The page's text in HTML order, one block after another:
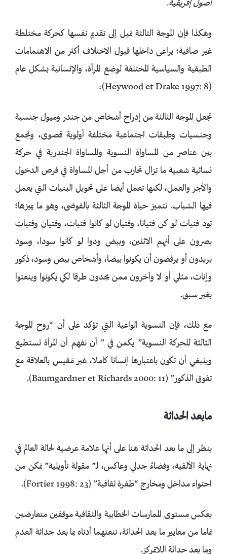
أصول إفريقية.
وهكذا فإن الموجة الثالثة تميل إلى تقديم نفسها كحركة مختلطة
غير صافية؛ يراعى داخلها قبول الاختلاف أكثر من الاهتمامات
الطبقية والسياسية المختلفة لوضع المرأة، والإنسانية بشكل عام
(Heywood et Drake 1997: 8):
تجعل الموجة الثالثة من إدراج أشخاص من جندر وميول جنسية
وجنسيات وطبقات اجتماعية مختلفة أولوية قصوى، وتجمع
بين عناصر من المساواة النسوية والمساواة الجندرية في حركة
نسائية شعبية ما تزال تحارب من أجل المساواة في فرص الدخول
والأجر والعمل، لكنها تعمل أيضا على تحويل البنيات التي يعمل
فيها الشباب. تتميز حياة الموجة الثالثة بالفوضى، وهو ما يميزها؛
تود فتيات لو كن فتيانا، وفتيان لو كانوا فتيات، وفتيان وفتيات
يصرون على أنهم الاثنين، وبيض ودوا لو كانوا سودا، وسود
يريدون أو يرفضون أن يكونوا بيضا، وأشخاص بيض وسود، ذكور
وإناث، مثلي أو لا وآخرون ممن يجدون طرقا لكي يكونوا وينعتوا
بغير سبق.
مع ذلك، فإن النسوية الواعية التي تؤكد على أن “روح الموجة
الثالثة للحركة النسوية” يكمن في ” أن نفهم أن المرأة تستطيع
وينبغي أن تكون باعتبارها إنسانا كاملا، غير مَقيس بالعلاقة مع
تفوق الذكور” (Baumgardner et Richards 2000: 11).
مابعد الحداثة
ينظر إلى ما بعد الحداثة هنا على أنها علامة عرضية لحالة العالم في
نهاية الألفية، وفضاءٌ جدلي وعاكس، لـ” مقولة تأويلية” تمكن من
احتواء مداخل ومخارج “طفرة ثقافية” (Fortier 1998: 23).
يعكس مستوى الممارسات الخطابية والثقافية موقفين متعارضين
تماما من معايير ما بعد الحداثة، ننعتهما أدناه بما بعد حداثة العدم
وما بعد حداثة اللاتمركز.